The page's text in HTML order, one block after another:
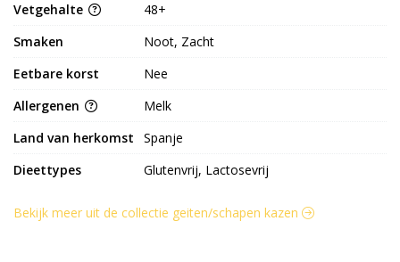
Vetgehalte
48+
Smaken
Noot, Zacht
Eetbare korst
Nee
Allergenen
Melk
Land van herkomst
Spanje
Dieettypes
Glutenvrij, Lactosevrij
Bekijk meer uit de collectie geiten/schapen kazen